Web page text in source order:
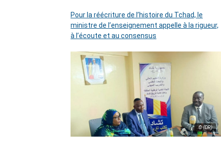
Pour la réécriture de l’histoire du Tchad, le
ministre de l’enseignement appelle à la rigueur,
à l’écoute et au consensus
© (DR)